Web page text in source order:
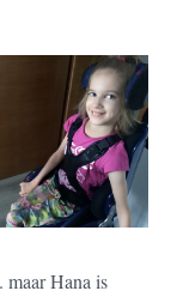
maar Hana is